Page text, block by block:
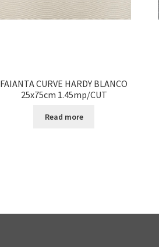
FAIANTA CURVE HARDY BLANCO
25x75cm 1.45mp/CUT
Read more